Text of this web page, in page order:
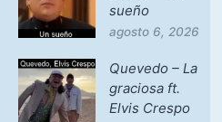
sueño
agosto 6, 2026
Quevedo – La
graciosa ft.
Elvis Crespo